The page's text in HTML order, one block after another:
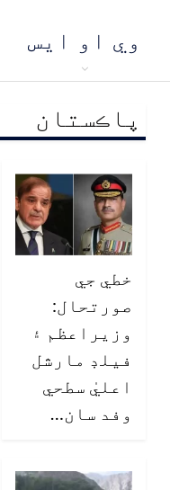
وي او ايس
پاڪستان مُنڍ
پاڪستان
خطي جي
صورتحال:
وزيراعظم ۽
فيلڊ مارشل
اعليٰ سطحي
وفد سان…